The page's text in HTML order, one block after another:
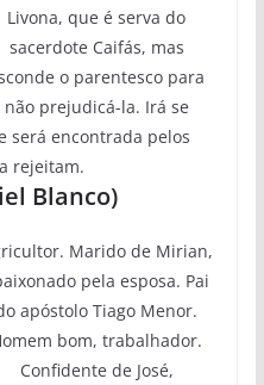
Livona, que é serva do
sacerdote Caifás, mas
o parentesco para
não prejudicá-la. Irá se
será encontrada pelos
rejeitam.
Blanco)
Marido de Mirian,
pela esposa. Pai
apóstolo Tiago Menor.
bom, trabalhador.
Confidente de José,